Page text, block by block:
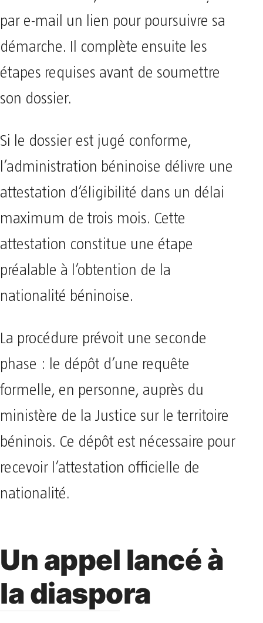
par e-mail un lien pour poursuivre sa
démarche. Il complète ensuite les
étapes requises avant de soumettre
son dossier.
Si le dossier est jugé conforme,
l’administration béninoise délivre une
attestation d’éligibilité dans un délai
maximum de trois mois. Cette
attestation constitue une étape
préalable à l’obtention de la
nationalité béninoise.
La procédure prévoit une seconde
phase : le dépôt d’une requête
formelle, en personne, auprès du
ministère de la Justice sur le territoire
béninois. Ce dépôt est nécessaire pour
recevoir l’attestation officielle de
nationalité.
Un appel lancé à
la diaspora